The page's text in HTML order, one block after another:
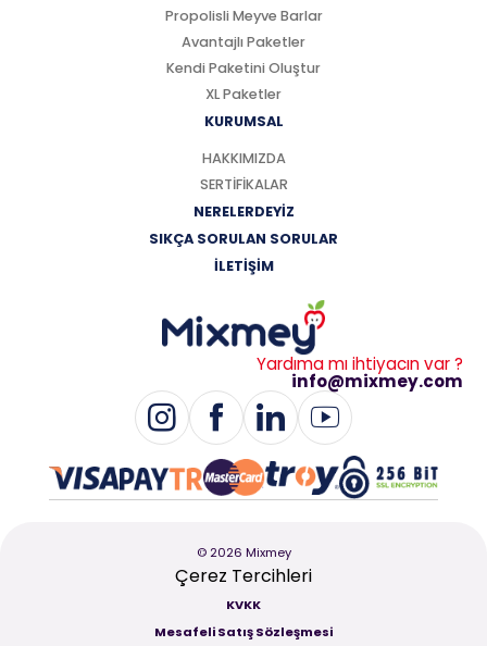
Propolisli Meyve Barlar
Avantajlı Paketler
Kendi Paketini Oluştur
XL Paketler
KURUMSAL
HAKKIMIZDA
SERTİFİKALAR
NERELERDEYİZ
SIKÇA SORULAN SORULAR
İLETİŞİM
Yardıma mı ihtiyacın var ?
info@mixmey.com
© 2026 Mixmey
Çerez Tercihleri
KVKK
Mesafeli Satış Sözleşmesi